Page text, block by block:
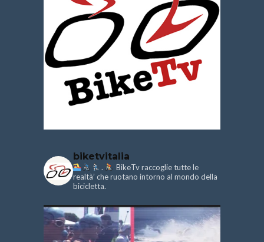
biketvitalia
.
BikeTv raccoglie tutte le
realtà’ che ruotano intorno al mondo della
bicicletta.